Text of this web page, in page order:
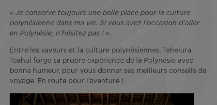
« Je conserve toujours une belle place pour la culture
polynésienne dans ma vie. Si vous avez l’occasion d’aller
en Polynésie, n’hésitez pas ! ».
Entre les saveurs et la culture polynésiennes, Teheiura
Teahui forge sa propre expérience de la Polynésie avec
bonne humeur, pour vous donner ses meilleurs conseils de
voyage. En route pour l’aventure !